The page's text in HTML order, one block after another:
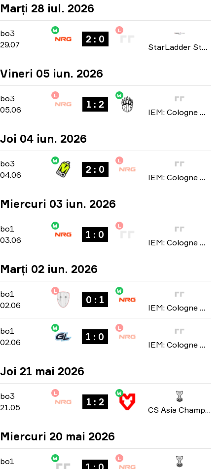
Marți 28 iul. 2026
bo3 -bo3
29.07
W
2 : 0
L
StarLadder StarSeries: North American Qualifier Fall 2026
Vineri 05 iun. 2026
bo3
bo3
05.06
L
1 : 2
W
IEM: Cologne Major 2026
Joi 04 iun. 2026
bo3
bo3
04.06
W
2 : 0
L
IEM: Cologne Major 2026
Miercuri 03 iun. 2026
bo1
bo1
03.06
W
1 : 0
L
IEM: Cologne Major 2026
Marți 02 iun. 2026
bo1
bo1
02.06
L
0 : 1
W
IEM: Cologne Major 2026
bo1
bo1
02.06
W
1 : 0
L
IEM: Cologne Major 2026
Joi 21 mai 2026
bo3 -bo3
21.05
L
1 : 2
W
CS Asia Championships 2026
Miercuri 20 mai 2026
bo1 -bo1
W L